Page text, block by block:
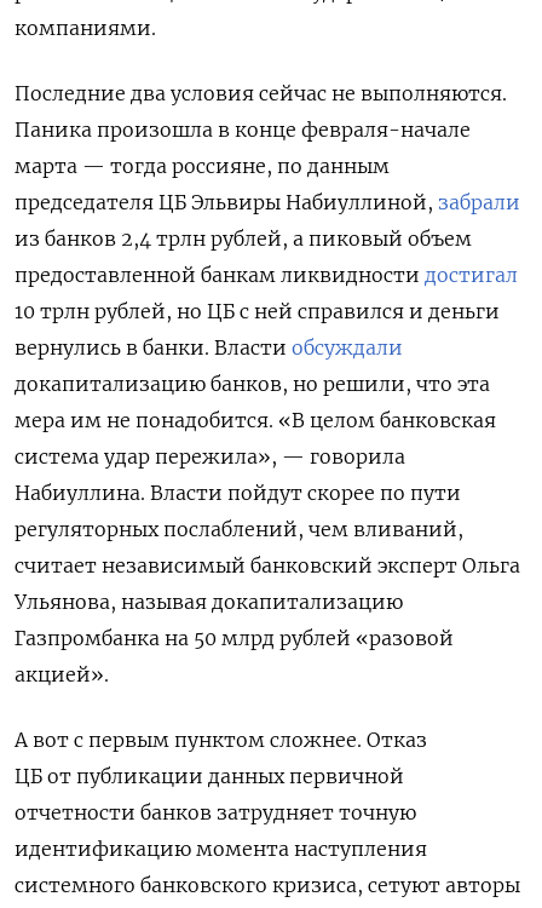
компаниями.
Последние два условия сейчас не выполняются.
Паника произошла в конце февраля-начале
марта — тогда россияне, по данным
председателя ЦБ Эльвиры Набиуллиной, забрали
из банков 2,4 трлн рублей, а пиковый объем
предоставленной банкам ликвидности достигал
10 трлн рублей, но ЦБ с ней справился и деньги
вернулись в банки. Власти обсуждали
докапитализацию банков, но решили, что эта
мера им не понадобится. «В целом банковская
система удар пережила», — говорила
Набиуллина. Власти пойдут скорее по пути
регуляторных послаблений, чем вливаний,
считает независимый банковский эксперт Ольга
Ульянова, называя докапитализацию
Газпромбанка на 50 млрд рублей «разовой
акцией».
А вот с первым пунктом сложнее. Отказ
ЦБ от публикации данных первичной
отчетности банков затрудняет точную
идентификацию момента наступления
системного банковского кризиса, сетуют авторы